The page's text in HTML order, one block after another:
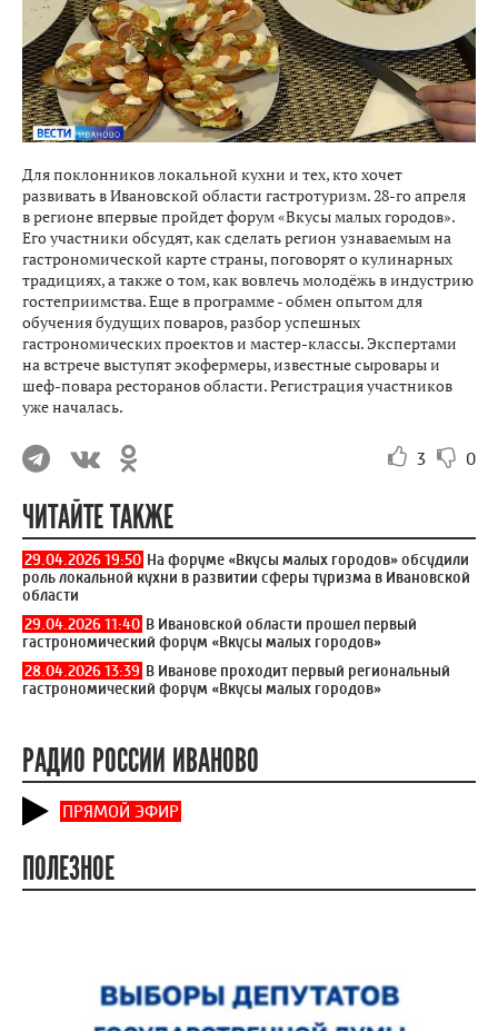
Для поклонников локальной кухни и тех, кто хочет
развивать в Ивановской области гастротуризм. 28-го апреля
в регионе впервые пройдет форум «Вкусы малых городов».
Его участники обсудят, как сделать регион узнаваемым на
гастрономической карте страны, поговорят о кулинарных
традициях, а также о том, как вовлечь молодёжь в индустрию
гостеприимства. Еще в программе - обмен опытом для
обучения будущих поваров, разбор успешных
гастрономических проектов и мастер-классы. Экспертами
на встрече выступят экофермеры, известные сыровары и
шеф-повара ресторанов области. Регистрация участников
уже началась.
3 0
ЧИТАЙТЕ ТАКЖЕ
29.04.2026 19:50 На форуме «Вкусы малых городов» обсудили
роль локальной кухни в развитии сферы туризма в Ивановской
области
29.04.2026 11:40 В Ивановской области прошел первый
гастрономический форум «Вкусы малых городов»
28.04.2026 13:39 В Иванове проходит первый региональный
гастрономический форум «Вкусы малых городов»
РАДИО РОССИИ ИВАНОВО
ПРЯМОЙ ЭФИР
ПОЛЕЗНОЕ